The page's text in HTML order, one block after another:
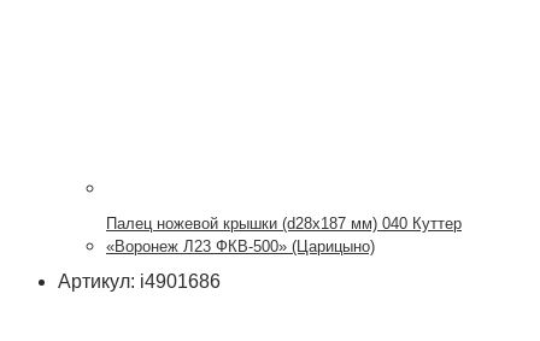
Палец ножевой крышки (d28x187 мм) 040 Куттер
«Воронеж Л23 ФКВ-500» (Царицыно)
Артикул: i4901686